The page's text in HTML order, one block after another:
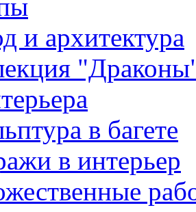
и архитектура
в багете
в интерьер